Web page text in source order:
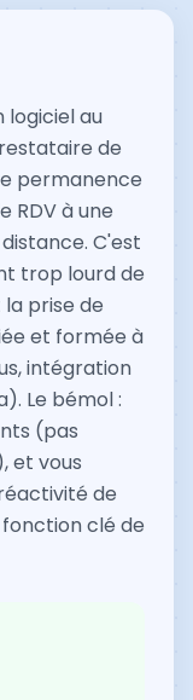
logiciel au
de
permanence
RDV à une
C'est
trop lourd de
prise de
et formée à
intégration
Le bémol :
(pas
et vous
de
clé de